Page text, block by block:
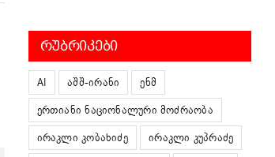
ᲠᲣᲑᲠᲘᲙᲔᲑᲘ
AI აშშ-ირანი
ენმ
ერთიანი ნაციონალური მოძრაობა
ირაკლი კობახიძე
ირაკლი კუპრაძე